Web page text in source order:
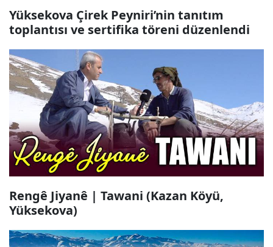
Yüksekova Çirek Peyniri’nin tanıtım
toplantısı ve sertifika töreni düzenlendi
Rengê Jiyanê | Tawani (Kazan Köyü,
Yüksekova)